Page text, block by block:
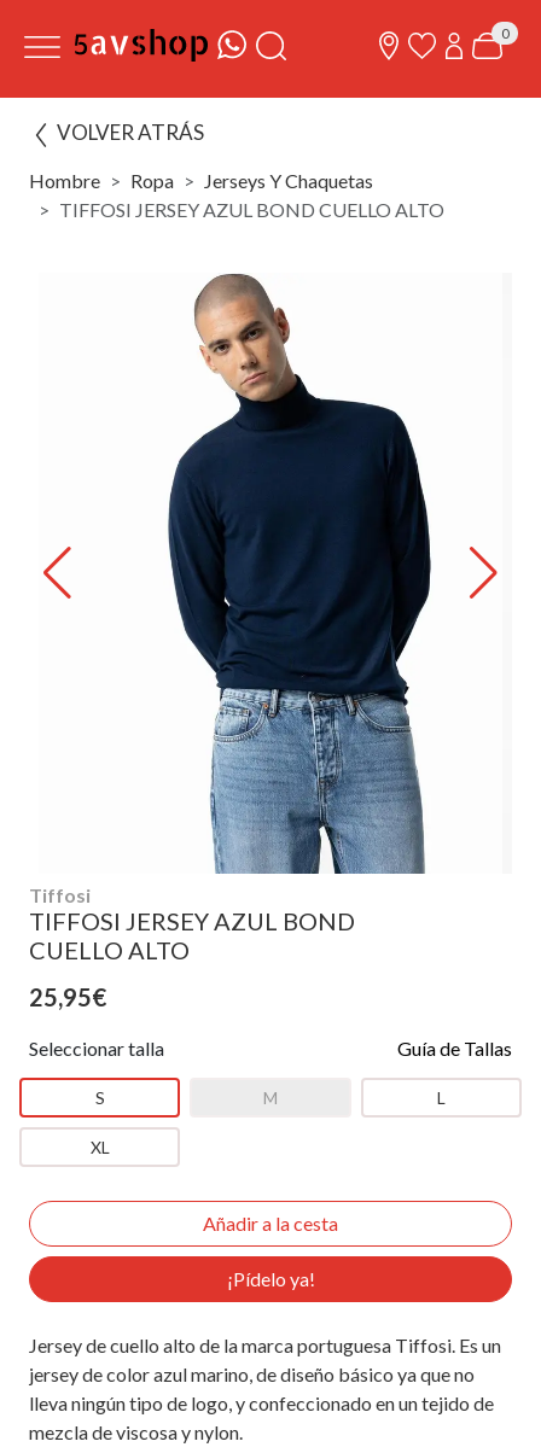
0
VOLVER ATRÁS
Hombre Ropa
Jerseys Y Chaquetas
TIFFOSI JERSEY AZUL BOND CUELLO ALTO
Tiffosi
TIFFOSI JERSEY AZUL BOND
CUELLO ALTO
25,95€
Seleccionar talla Guía de Tallas
S M L
XL
¡Pídelo ya!
Jersey de cuello alto de la marca portuguesa Tiffosi. Es un
jersey de color azul marino, de diseño básico ya que no
lleva ningún tipo de logo, y confeccionado en un tejido de
mezcla de viscosa y nylon.